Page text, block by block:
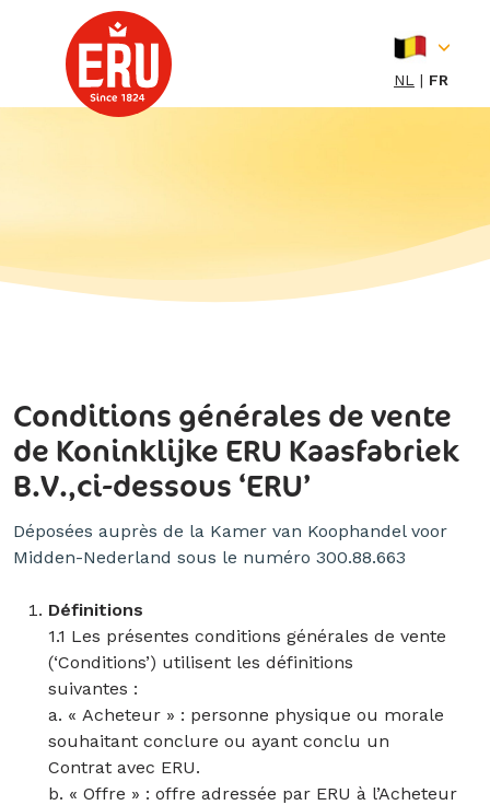
NL FR
Conditions générales de vente
de Koninklijke ERU Kaasfabriek
B.V.,ci-dessous ‘ERU’
Déposées auprès de la Kamer van Koophandel voor
Midden-Nederland sous le numéro 300.88.663
Définitions
1.1 Les présentes conditions générales de vente
(‘Conditions’) utilisent les définitions
suivantes :
a. « Acheteur » : personne physique ou morale
souhaitant conclure ou ayant conclu un
Contrat avec ERU.
b. « Offre » : offre adressée par ERU à l’Acheteur